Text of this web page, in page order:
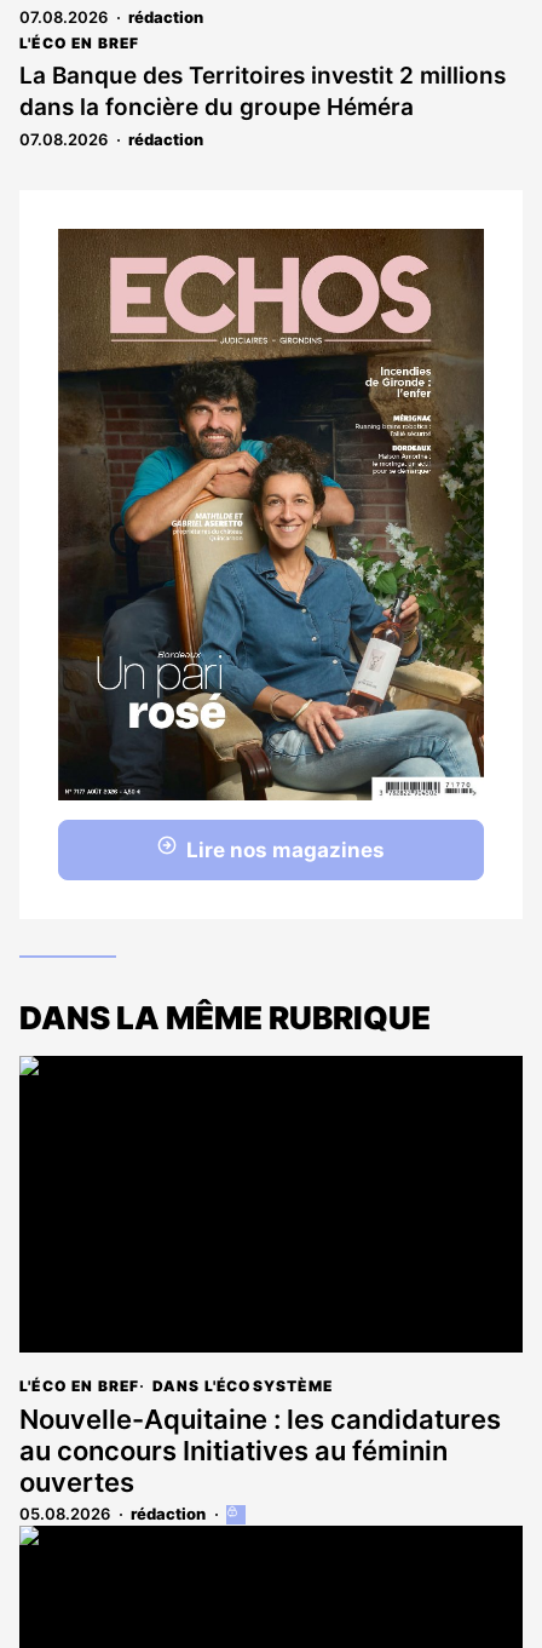
07.08.2026 rédaction
L'ÉCO EN BREF
La Banque des Territoires investit 2 millions
dans la foncière du groupe Héméra
07.08.2026 rédaction
Notre
dernier
magazine
Lire nos magazines
DANS LA MÊME RUBRIQUE
L'ÉCO EN BREF DANS L'ÉCOSYSTÈME
Nouvelle-Aquitaine : les candidatures
au concours Initiatives au féminin
ouvertes
05.08.2026 rédaction
Cet